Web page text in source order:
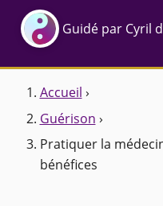
Guidé par Cyril
Accueil ›
Guérison ›
Pratiquer la
bénéfices